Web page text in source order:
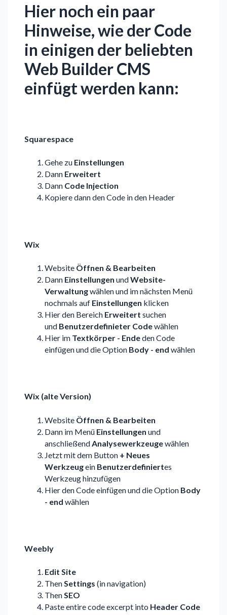
Hier noch ein paar
Hinweise, wie der Code
in einigen der beliebten
Web Builder CMS
einfügt werden kann:
Squarespace
Gehe zu Einstellungen
Dann Erweitert
Dann Code Injection
Kopiere dann den Code in den Header
Wix
Website Öffnen & Bearbeiten
Dann Einstellungen undWebsite-
Verwaltungwählen und im nächsten Menü
nochmals auf Einstellungen klicken
Hier den Bereich Erweitert suchen
und Benutzerdefinieter Codewählen
Hier im Textkörper - Endeden Code
einfügen und die Option Body - end wählen
Wix (alte Version)
Website Öffnen & Bearbeiten
Dann im Menü Einstellungen und
anschließend Analysewerkzeugewählen
Jetzt mit dem Button + Neues
Werkzeugein Benutzerdefiniertes
Werkzeug hinzufügen
Hier den Code einfügen und die Option Body
- end wählen
Weebly
Edit Site
ThenSettings (in navigation)
ThenSEO
Paste entire code excerpt into Header Code